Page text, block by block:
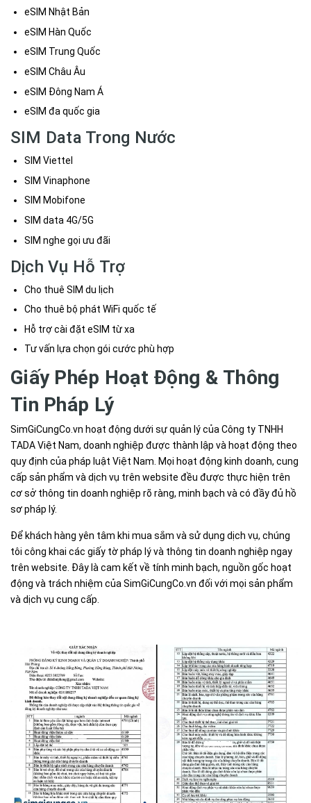
eSIM Nhật Bản
eSIM Hàn Quốc
eSIM Trung Quốc
eSIM Châu Âu
eSIM Đông Nam Á
eSIM đa quốc gia
SIM Data Trong Nước
SIM Viettel
SIM Vinaphone
SIM Mobifone
SIM data 4G/5G
SIM nghe gọi ưu đãi
Dịch Vụ Hỗ Trợ
Cho thuê SIM du lịch
Cho thuê bộ phát WiFi quốc tế
Hỗ trợ cài đặt eSIM từ xa
Tư vấn lựa chọn gói cước phù hợp
Giấy Phép Hoạt Động & Thông
Tin Pháp Lý
SimGiCungCo.vn hoạt động dưới sự quản lý của Công ty TNHH
TADA Việt Nam, doanh nghiệp được thành lập và hoạt động theo
quy định của pháp luật Việt Nam. Mọi hoạt động kinh doanh, cung
cấp sản phẩm và dịch vụ trên website đều được thực hiện trên
cơ sở thông tin doanh nghiệp rõ ràng, minh bạch và có đầy đủ hồ
sơ pháp lý.
Để khách hàng yên tâm khi mua sắm và sử dụng dịch vụ, chúng
tôi công khai các giấy tờ pháp lý và thông tin doanh nghiệp ngay
trên website. Đây là cam kết về tính minh bạch, nguồn gốc hoạt
động và trách nhiệm của SimGiCungCo.vn đối với mọi sản phẩm
và dịch vụ cung cấp.